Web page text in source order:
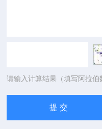
请输入计算结果（填写阿拉